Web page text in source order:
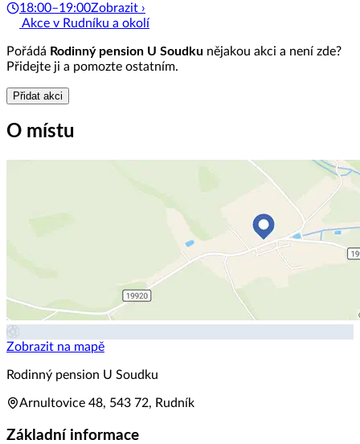
18:00–19:00Zobrazit ›
Akce v Rudníku a okolí
Pořádá Rodinný pension U Soudku nějakou akci a není zde?
Přidejte ji a pomozte ostatním.
Přidat akci
O místu
Zobrazit na mapě
Rodinný pension U Soudku
Arnultovice 48, 543 72, Rudník
Základní informace